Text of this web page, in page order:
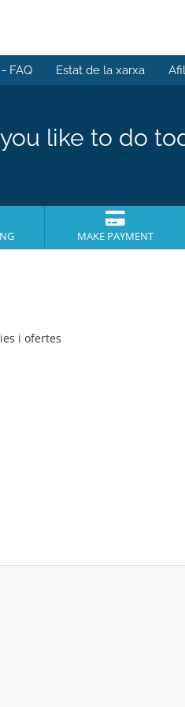
FAQ Estat de la xarxa
like to do
MAKE PAYMENT
i ofertes